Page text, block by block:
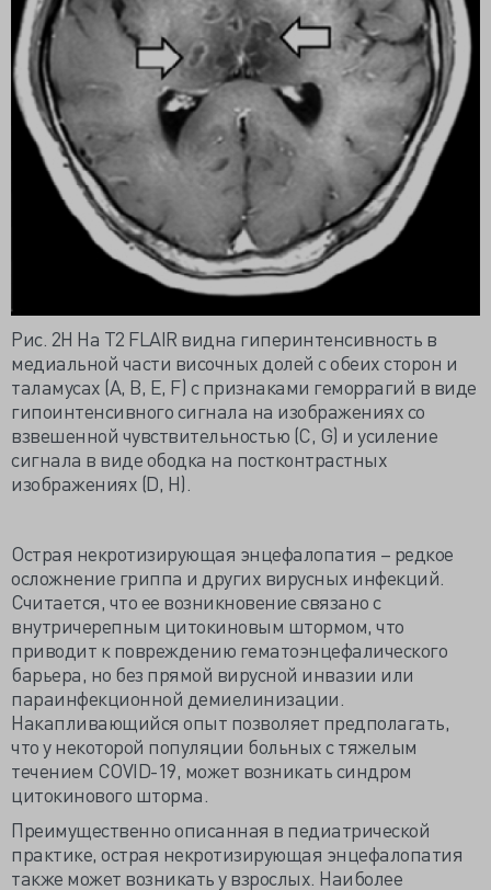
Рис. 2H На Т2 FLAIR видна гиперинтенсивность в
медиальной части височных долей с обеих сторон и
таламусах (A, B, E, F) с признаками геморрагий в виде
гипоинтенсивного сигнала на изображениях со
взвешенной чувствительностью (С, G) и усиление
сигнала в виде ободка на постконтрастных
изображениях (D, H).
Острая некротизирующая энцефалопатия – редкое
осложнение гриппа и других вирусных инфекций.
Считается, что ее возникновение связано с
внутричерепным цитокиновым штормом, что
приводит к повреждению гематоэнцефалического
барьера, но без прямой вирусной инвазии или
параинфекционной демиелинизации.
Накапливающийся опыт позволяет предполагать,
что у некоторой популяции больных с тяжелым
течением COVID-19, может возникать синдром
цитокинового шторма.
Преимущественно описанная в педиатрической
практике, острая некротизирующая энцефалопатия
также может возникать у взрослых. Наиболее